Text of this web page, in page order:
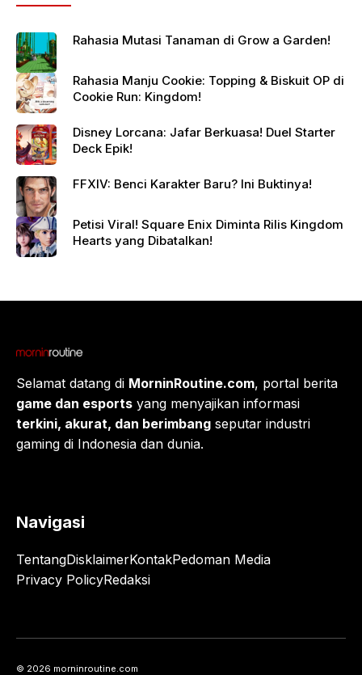
Rahasia Mutasi Tanaman di Grow a Garden!
Rahasia Manju Cookie: Topping & Biskuit OP di
Cookie Run: Kingdom!
Disney Lorcana: Jafar Berkuasa! Duel Starter
Deck Epik!
FFXIV: Benci Karakter Baru? Ini Buktinya!
Petisi Viral! Square Enix Diminta Rilis Kingdom
Hearts yang Dibatalkan!
Selamat datang di MorninRoutine.com, portal berita
game dan esports yang menyajikan informasi
terkini, akurat, dan berimbang seputar industri
gaming di Indonesia dan dunia.
Navigasi
TentangDisklaimerKontakPedoman Media
Privacy PolicyRedaksi
© 2026 morninroutine.com